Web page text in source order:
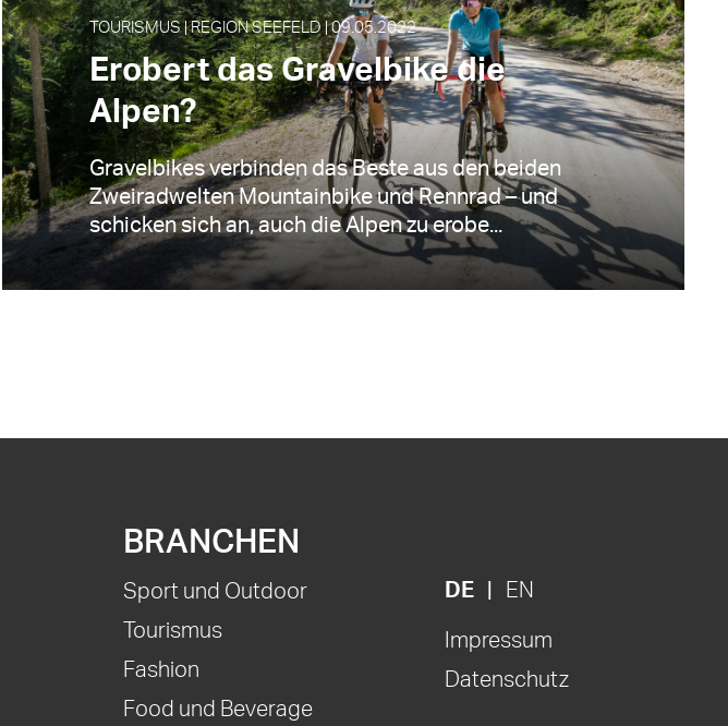
TOURISMUS | REGION SEEFELD | 09.05.2022
Erobert das Gravelbike die
Alpen?
Gravelbikes verbinden das Beste aus den beiden
Zweiradwelten Mountainbike und Rennrad – und
schicken sich an, auch die Alpen zu erobe...
BRANCHEN
Sport und Outdoor
Tourismus
Fashion
Food und Beverage
DE EN
Impressum
Datenschutz